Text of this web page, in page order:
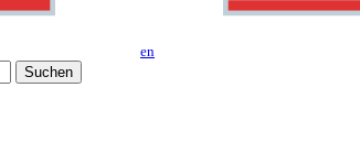
en
Suchen